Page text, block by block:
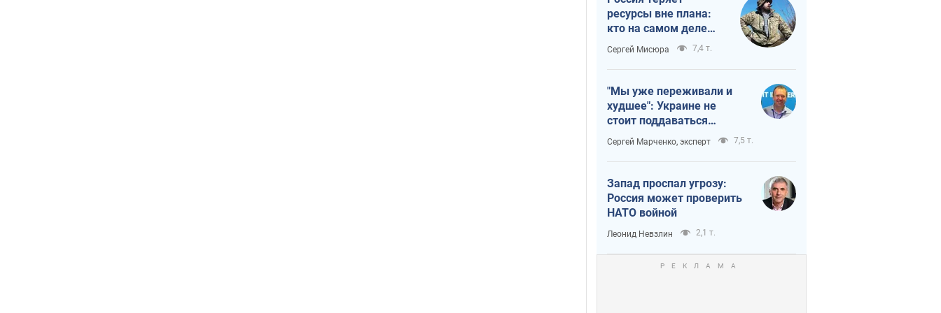
ресурсы вне плана:
кто на самом деле
диктует темп войны
Сергей Мисюра 7,4 т.
"Мы уже переживали и
худшее": Украине не
стоит поддаваться
отчаянию из-за
ракетного террора
Сергей Марченко, эксперт 7,5 т.
Запад проспал угрозу:
Россия может проверить
НАТО войной
Леонид Невзлин 2,1 т.